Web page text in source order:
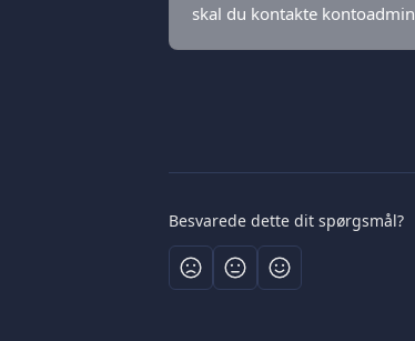
skal du kontakte
Besvarede dette dit spørgsmål?